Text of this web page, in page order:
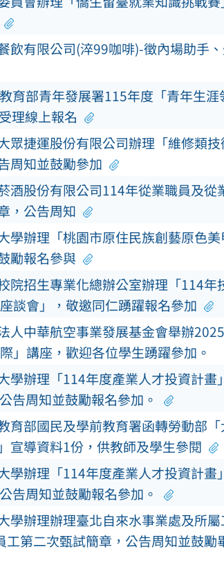
飲有限公司(淬99咖啡)-徵內場助手
教育部青年發展署115年度「青年生涯
理線上報名
眾捷運股份有限公司辦理「維修類
周知並鼓勵參加
酒股份有限公司114年從業職員及從
，公告周知
學辦理「桃園市原住民族創藝原色
勵報名參與
院招生專業化總辦公室辦理「114年
談會」，敬邀同仁踴躍報名參加
人中華航空事業發展基金會舉辦
」講座，歡迎各位學生踴躍參加。
學辦理「114年度產業人才投資計畫
告周知並鼓勵報名參加。
育部國民及學前教育署函轉勞動部
宣導資料1份，供教師及學生參閱
學辦理「114年度產業人才投資計畫
告周知並鼓勵報名參加。
學辦理辦理臺北自來水事業處及所
工第二次甄試簡章，公告周知並鼓勵